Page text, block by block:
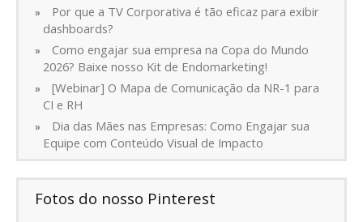
Por que a TV Corporativa é tão eficaz para exibir
dashboards?
Como engajar sua empresa na Copa do Mundo
2026? Baixe nosso Kit de Endomarketing!
[Webinar] O Mapa de Comunicação da NR-1 para
CI e RH
Dia das Mães nas Empresas: Como Engajar sua
Equipe com Conteúdo Visual de Impacto
Fotos do nosso Pinterest